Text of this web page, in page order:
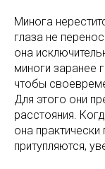
Минога
глаза не
она
миноги заранее
чтобы
Для этого они
расстояния.
она практически
притупляются,